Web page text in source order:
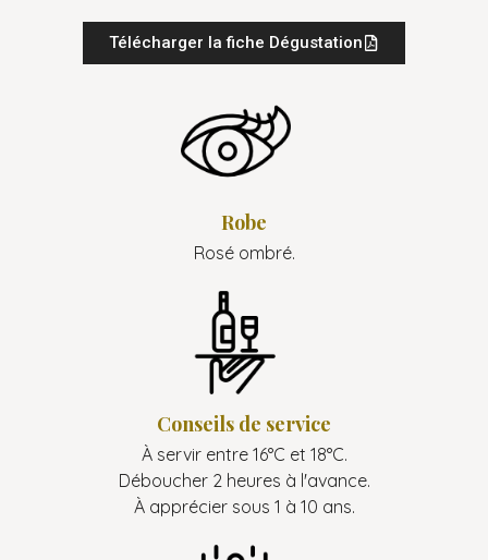
Télécharger la fiche Dégustation
Robe
Rosé ombré.
Conseils de service
À servir entre 16°C et 18°C.
Déboucher 2 heures à l'avance.
À apprécier sous 1 à 10 ans.